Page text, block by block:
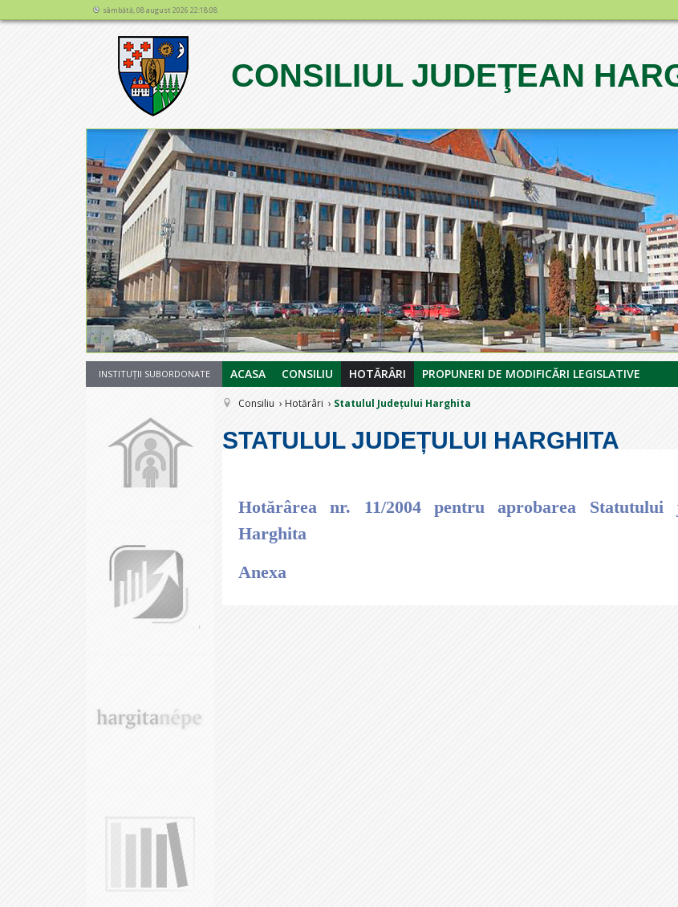
sâmbătă, 08 august 2026 22:18:08
CONSILIUL JUDEŢEAN
1234567
INSTITUȚII SUBORDONATE ACASA CONSILIU HOTĂRÂRI PROPUNERI DE MODIFICĂRI LEGISLATIVE
Consiliu Hotărâri Statulul Județului Harghita
STATULUL JUDEȚULUI HARGHITA
Hotărârea nr. 11/2004 pentru aprobarea Statutului
Harghita
Anexa